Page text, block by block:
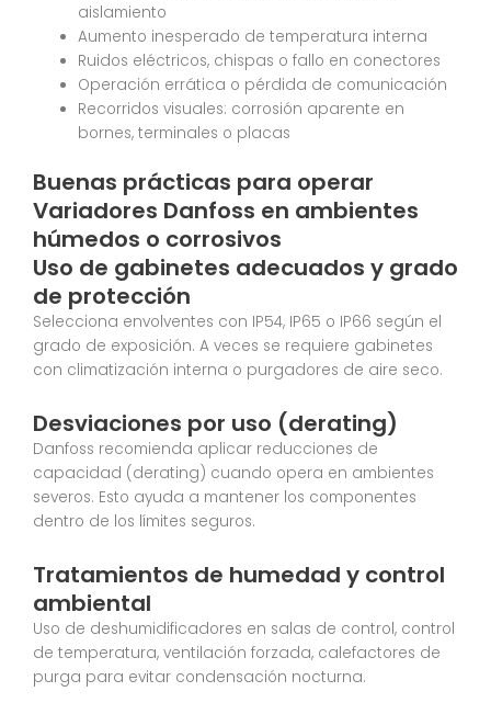
aislamiento
Aumento inesperado de temperatura interna
Ruidos eléctricos, chispas o fallo en conectores
Operación errática o pérdida de comunicación
Recorridos visuales: corrosión aparente en
bornes, terminales o placas
Buenas prácticas para operar
Variadores Danfoss en ambientes
húmedos o corrosivos
Uso de gabinetes adecuados y grado
de protección
Selecciona envolventes con IP54, IP65 o IP66 según el
grado de exposición. A veces se requiere gabinetes
con climatización interna o purgadores de aire seco.
Desviaciones por uso (derating)
Danfoss recomienda aplicar reducciones de
capacidad (derating) cuando opera en ambientes
severos. Esto ayuda a mantener los componentes
dentro de los límites seguros.
Tratamientos de humedad y control
ambiental
Uso de deshumidificadores en salas de control, control
de temperatura, ventilación forzada, calefactores de
purga para evitar condensación nocturna.